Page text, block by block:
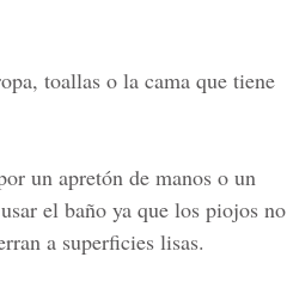
toallas o la cama que tiene
un apretón de manos o un
el baño ya que los piojos no
a superficies lisas.